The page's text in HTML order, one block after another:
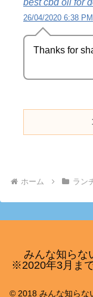
best cbd oil for
26/04/2020 6:38 PM
Thanks for
ホーム ラン
みんな知らな
※2020年3月ま
© 2018 みんな知ら